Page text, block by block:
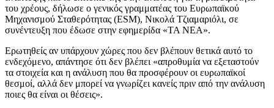
του χρέους, δήλωσε ο γενικός γραμματέας του Ευρωπαϊκού
Μηχανισμού Σταθερότητας (ESM), Νικολά Τζιαμαριόλι, σε
συνέντευξη που έδωσε στην εφημερίδα «ΤΑ ΝΕΑ».
Ερωτηθείς αν υπάρχουν χώρες που δεν βλέπουν θετικά αυτό το
ενδεχόμενο, απάντησε ότι δεν βλέπει «απροθυμία να εξεταστούν
τα στοιχεία και η ανάλυση που θα προσφέρουν οι ευρωπαϊκοί
θεσμοί, αλλά δεν μπορεί να γνωρίζει κανείς πριν από την ανάλυση
ποιες θα είναι οι θέσεις».